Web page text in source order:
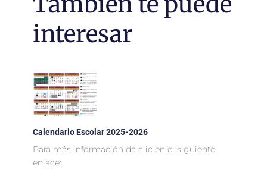
interesar
Calendario Escolar 2025-2026
Para más información da clic en el siguiente
enlace: